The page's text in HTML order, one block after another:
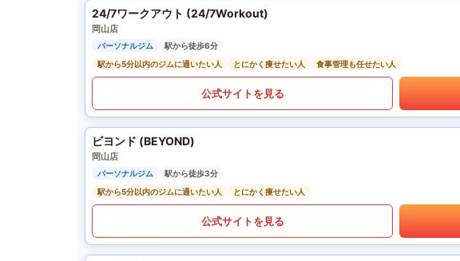
24/7ワークアウト (24/7Workout)
岡山店
パーソナルジム
駅から徒歩6分
駅から5分以内のジムに通いたい人
とにかく痩せたい人 食事管理も任せたい人
公式サイトを見る
ビヨンド (BEYOND)
岡山店
パーソナルジム
駅から徒歩3分
駅から5分以内のジムに通いたい人
とにかく痩せたい人
公式サイトを見る